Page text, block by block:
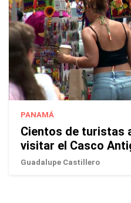
PANAMÁ
Cientos de turistas
visitar el Casco
Guadalupe Castillero